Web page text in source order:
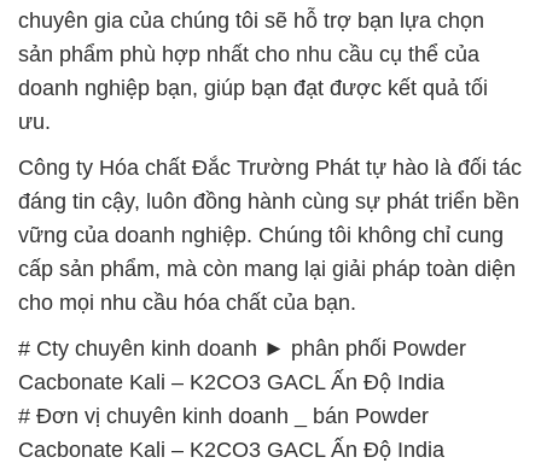
chuyên gia của chúng tôi sẽ hỗ trợ bạn lựa chọn
sản phẩm phù hợp nhất cho nhu cầu cụ thể của
doanh nghiệp bạn, giúp bạn đạt được kết quả tối
ưu.
Công ty Hóa chất Đắc Trường Phát tự hào là đối tác
đáng tin cậy, luôn đồng hành cùng sự phát triển bền
vững của doanh nghiệp. Chúng tôi không chỉ cung
cấp sản phẩm, mà còn mang lại giải pháp toàn diện
cho mọi nhu cầu hóa chất của bạn.
# Cty chuyên kinh doanh ► phân phối Powder
Cacbonate Kali – K2CO3 GACL Ấn Độ India
# Đơn vị chuyên kinh doanh _ bán Powder
Cacbonate Kali – K2CO3 GACL Ấn Độ India